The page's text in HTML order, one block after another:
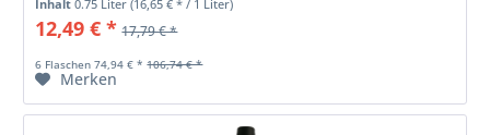
Inhalt0.75 Liter(16,65 € * / 1 Liter)
12,49 € * 17,79 € *
6 Flaschen 74,94 € * 106,74 € *
Merken